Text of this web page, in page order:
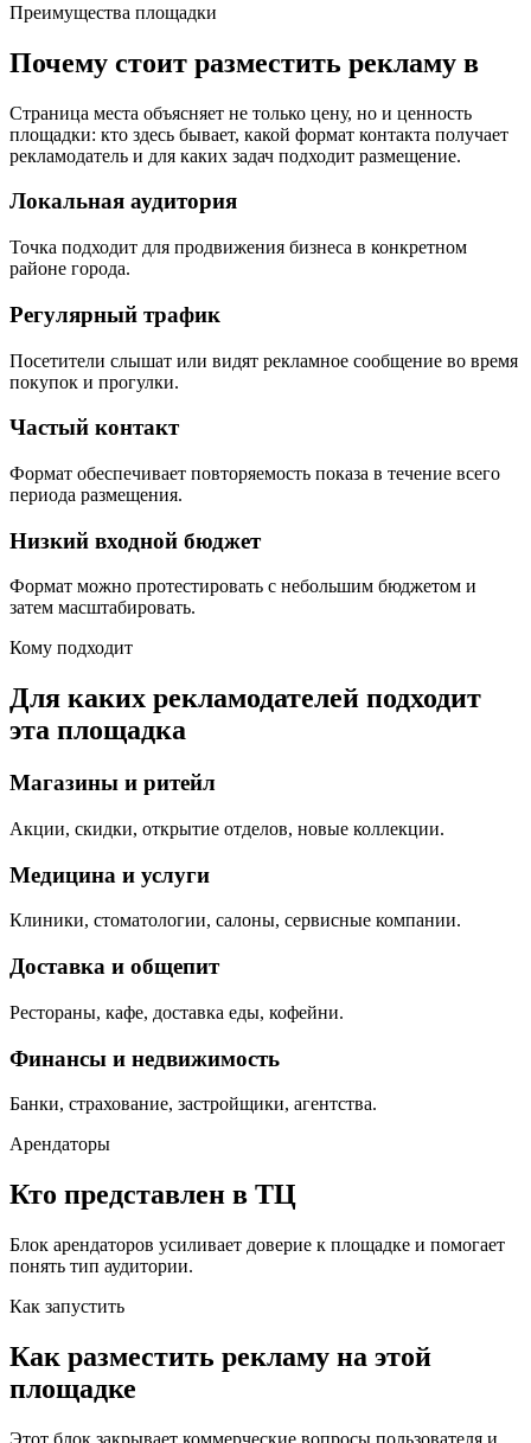
Преимущества площадки
Почему стоит разместить рекламу в
Страница места объясняет не только цену, но и ценность
площадки: кто здесь бывает, какой формат контакта получает
рекламодатель и для каких задач подходит размещение.
Локальная аудитория
Точка подходит для продвижения бизнеса в конкретном
районе города.
Регулярный трафик
Посетители слышат или видят рекламное сообщение во время
покупок и прогулки.
Частый контакт
Формат обеспечивает повторяемость показа в течение всего
периода размещения.
Низкий входной бюджет
Формат можно протестировать с небольшим бюджетом и
затем масштабировать.
Кому подходит
Для каких рекламодателей подходит
эта площадка
Магазины и ритейл
Акции, скидки, открытие отделов, новые коллекции.
Медицина и услуги
Клиники, стоматологии, салоны, сервисные компании.
Доставка и общепит
Рестораны, кафе, доставка еды, кофейни.
Финансы и недвижимость
Банки, страхование, застройщики, агентства.
Арендаторы
Кто представлен в ТЦ
Блок арендаторов усиливает доверие к площадке и помогает
понять тип аудитории.
Как запустить
Как разместить рекламу на этой
площадке
Этот блок закрывает коммерческие вопросы пользователя и